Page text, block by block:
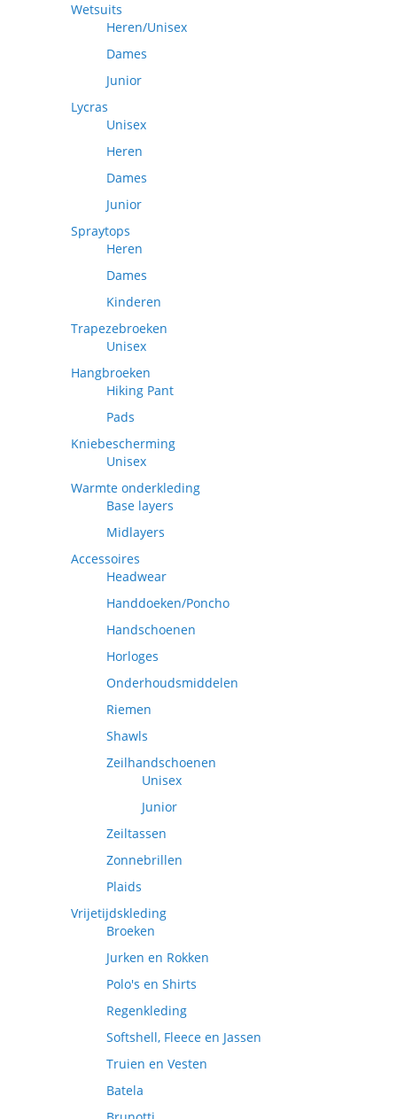
Wetsuits
Heren/Unisex
Dames
Junior
Lycras
Unisex
Heren
Dames
Junior
Spraytops
Heren
Dames
Kinderen
Trapezebroeken
Unisex
Hangbroeken
Hiking Pant
Pads
Kniebescherming
Unisex
Warmte onderkleding
Base layers
Midlayers
Accessoires
Headwear
Handdoeken/Poncho
Handschoenen
Horloges
Onderhoudsmiddelen
Riemen
Shawls
Zeilhandschoenen
Unisex
Junior
Zeiltassen
Zonnebrillen
Plaids
Vrijetijdskleding
Broeken
Jurken en Rokken
Polo's en Shirts
Regenkleding
Softshell, Fleece en Jassen
Truien en Vesten
Batela